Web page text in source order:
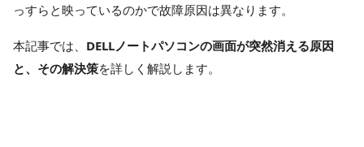
っすらと映っているのかで故障原因は異なります。
本記事では、 DELLノートパソコンの画面が突然消える原因
と、その解決策を詳しく解説します。